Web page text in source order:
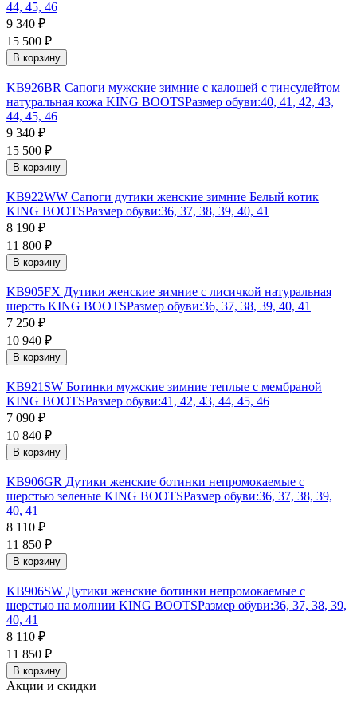
44, 45, 46
9 340 ₽
15 500 ₽
В корзину
KB926BR Сапоги мужские зимние с калошей с тинсулейтом
натуральная кожа KING BOOTSРазмер обуви:40, 41, 42, 43,
44, 45, 46
9 340 ₽
15 500 ₽
В корзину
KB922WW Сапоги дутики женские зимние Белый котик
KING BOOTSРазмер обуви:36, 37, 38, 39, 40, 41
8 190 ₽
11 800 ₽
В корзину
KB905FX Дутики женские зимние с лисичкой натуральная
шерсть KING BOOTSРазмер обуви:36, 37, 38, 39, 40, 41
7 250 ₽
10 940 ₽
В корзину
KB921SW Ботинки мужские зимние теплые с мембраной
KING BOOTSРазмер обуви:41, 42, 43, 44, 45, 46
7 090 ₽
10 840 ₽
В корзину
KB906GR Дутики женские ботинки непромокаемые с
шерстью зеленые KING BOOTSРазмер обуви:36, 37, 38, 39,
40, 41
8 110 ₽
11 850 ₽
В корзину
KB906SW Дутики женские ботинки непромокаемые с
шерстью на молнии KING BOOTSРазмер обуви:36, 37, 38, 39,
40, 41
8 110 ₽
11 850 ₽
В корзину
Акции и скидки